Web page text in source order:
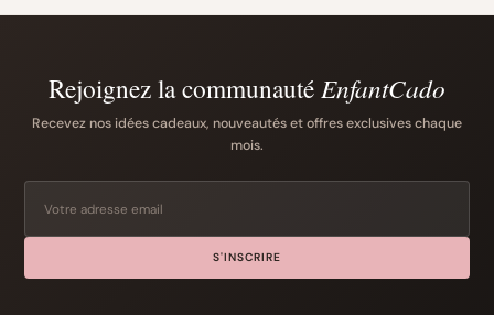
Rejoignez la communauté EnfantCado
Recevez nos idées cadeaux, nouveautés et offres exclusives chaque
mois.
S'INSCRIRE